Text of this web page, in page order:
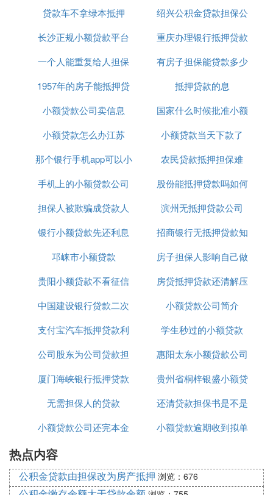
微小额度，快速到达的意思。不过这件事情一个很大
意愿，提供无抵押的借款。主要针对于80、90的月光
族，往往会在工资发放之前捉襟见肘，但向朋友借钱
就为大家提供一个很好的解决渠道。
二、贷款靠谱的口子
1、51人品贷：
这款口子口碑好，容易通过，额度比较高，公司比较
大、安全性高。
2、小赢卡贷：
是一款针对刚出社会的年轻人的小贷软件，简单方
便，贷款成功率还不错，额度一般，可以尝试使用。
任何手机都可以下载哦，不仅限于米粉。追求小米风
潮的朋友也可以尝试一下。
可以查看这个服务，额度最少2千，安全又可靠。京
东粉可不要放过这个机会!
款，现金巴士。其中，花呗和借呗都是支付宝旗下的
产品，前者是网购贷款，后者是面向买车等需求的消
式，更加方便用户。目前，比较靠谱的贷款口子有51
人品贷，小赢卡贷，小米贷款，广源信用钱包。这些
都是值得信赖的平台，贷款前需要详细了解了。
吗
贷款车不拿绿本抵押
绍兴公积金贷款担保公
司
长沙正规小额贷款平台
重庆办理银行抵押贷款
公司
一个人能重复给人担保
贷款吗
有房子担保能贷款多少
1957年的房子能抵押贷
款吗
抵押贷款的息
小额贷款公司卖信息
国家什么时候批准小额
贷款
小额贷款怎么办江苏
小额贷款当天下款了
那个银行手机app可以小
额贷款
农民贷款抵押担保难
手机上的小额贷款公司
正规吗
股份能抵押贷款吗如何
办理
担保人被欺骗成贷款人
滨州无抵押贷款公司
银行小额贷款先还利息
到期付本金
招商银行无抵押贷款知
识介绍
邛崃市小额贷款
房子担保人影响自己做
贷款吗
贵阳小额贷款不看征信
房贷抵押贷款还清解压
中国建设银行贷款二次
抵押利率是多少
小额贷款公司简介
支付宝汽车抵押贷款利
息8厘
学生秒过的小额贷款
公司股东为公司贷款担
保
惠阳太东小额贷款公司
电话
厦门海峡银行抵押贷款
利息
贵州省桐梓银盛小额贷
款有限公司
无需担保人的贷款
还清贷款担保书是不是
取回
小额贷款公司还完本金
小额贷款逾期收到拟单
热点内容
公积金贷款由担保改为房产抵押 浏览：676